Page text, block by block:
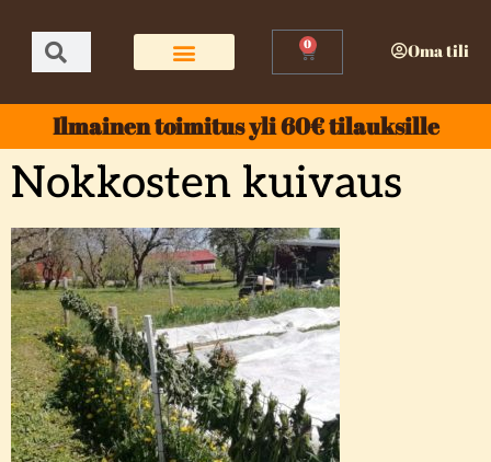
0 Oma tili
Ilmainen toimitus yli 60€ tilauksille
Nokkosten kuivaus